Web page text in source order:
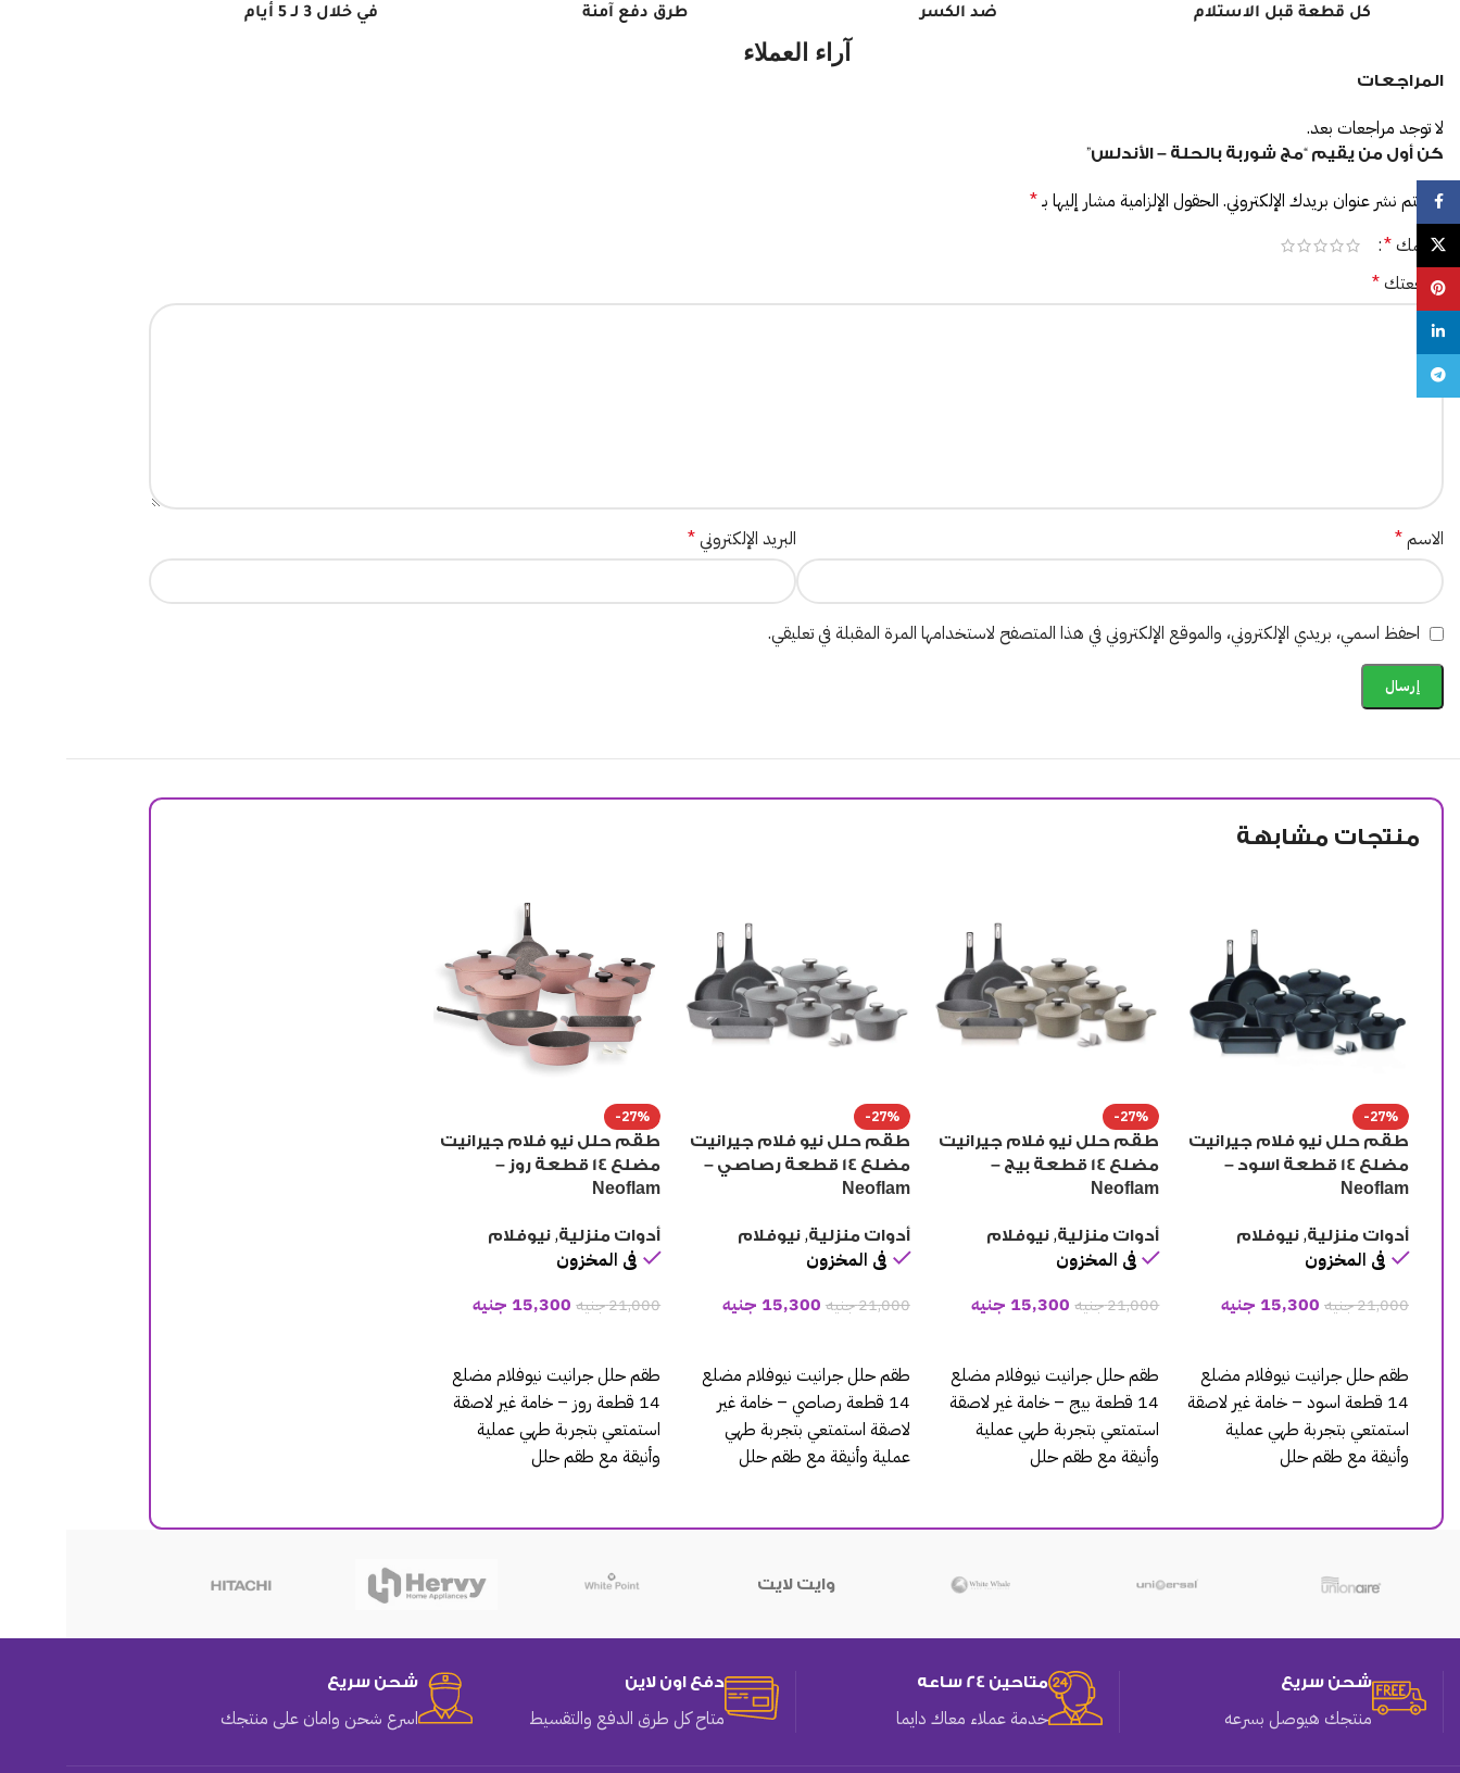
كل قطعة قبل الاستلام
ضد الكسر
طرق دفع آمنة
في خلال 3 لـ 5 أيام
آراء العملاء
المراجعات
لا توجد مراجعات بعد.
كن أول من يقيم “مج شوربة بالحلة – الأندلس”
لن يتم نشر عنوان بريدك الإلكتروني. الحقول الإلزامية مشار إليها بـ*
تقييمك*
مراجعتك*
الاسم* البريد الإلكتروني*
احفظ اسمي، بريدي الإلكتروني، والموقع الإلكتروني في هذا المتصفح لاستخدامها المرة المقبلة في تعليقي.
منتجات مشابهة
-27%
طقم حلل نيو فلام جيرانيت
مضلع 14 قطعة اسود –
Neoflam
أدوات منزلية, نيوفلام
فى المخزون
21,000جنيه 15,300 جنيه
طقم حلل جرانيت نيوفلام مضلع
14 قطعة اسود – خامة غير لاصقة
استمتعي بتجربة طهي عملية
وأنيقة مع طقم حلل
-27%
طقم حلل نيو فلام جيرانيت
مضلع 14 قطعة بيج –
Neoflam
أدوات منزلية, نيوفلام
فى المخزون
21,000جنيه 15,300 جنيه
طقم حلل جرانيت نيوفلام مضلع
14 قطعة بيج – خامة غير لاصقة
استمتعي بتجربة طهي عملية
وأنيقة مع طقم حلل
-27%
طقم حلل نيو فلام جيرانيت
مضلع 14 قطعة رصاصي –
Neoflam
أدوات منزلية, نيوفلام
فى المخزون
21,000جنيه 15,300 جنيه
طقم حلل جرانيت نيوفلام مضلع
14 قطعة رصاصي – خامة غير
لاصقة استمتعي بتجربة طهي
عملية وأنيقة مع طقم حلل
-27%
طقم حلل نيو فلام جيرانيت
مضلع 14 قطعة روز –
Neoflam
أدوات منزلية, نيوفلام
فى المخزون
21,000جنيه 15,300 جنيه
طقم حلل جرانيت نيوفلام مضلع
14 قطعة روز – خامة غير لاصقة
استمتعي بتجربة طهي عملية
وأنيقة مع طقم حلل
وايت لايت
شحن سريع
منتجك هيوصل بسرعه
متاحين 24 ساعه
خدمة عملاء معاك دايما
دفع اون لاين
متاح كل طرق الدفع والتقسيط
شحن سريع
اسرع شحن وامان على منتجك
Facebook
X
Pinterest